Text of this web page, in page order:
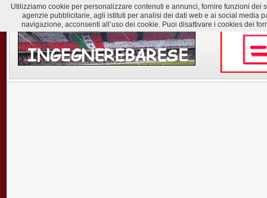
Utilizziamo cookie per personalizzare contenuti e annunci, fornire funzioni
agenzie pubblicitarie, agli istituti per analisi dei dati web e ai social media
navigazione, acconsenti all’uso dei cookie. Puoi disattivare i cookies dei